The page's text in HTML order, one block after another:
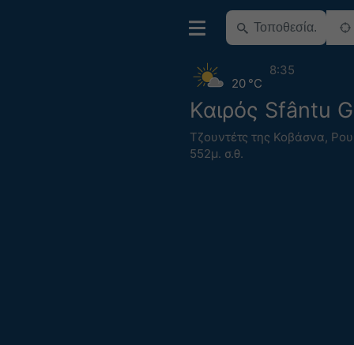
Καιρός Sfântu
Τζουντέτς της Κοβάσνα,
552μ. σ.θ.
20 °C
8:35